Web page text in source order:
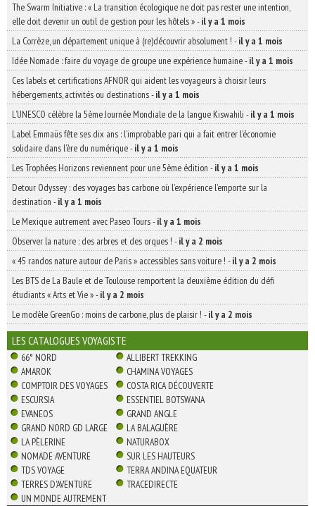
The Swarm Initiative : « La transition écologique ne doit pas rester une intention,
elle doit devenir un outil de gestion pour les hôtels »-il y a 1 mois
La Corrèze, un département unique à (re)découvrir absolument ! -il y a 1 mois
Idée Nomade : faire du voyage de groupe une expérience humaine-il y a 1 mois
Ces labels et certifications AFNOR qui aident les voyageurs à choisir leurs
hébergements, activités ou destinations-il y a 1 mois
L’UNESCO célèbre la 5ème Journée Mondiale de la langue Kiswahili -il y a 1 mois
Label Emmaüs fête ses dix ans : l’improbable pari qui a fait entrer l’économie
solidaire dans l’ère du numérique-il y a 1 mois
Les Trophées Horizons reviennent pour une 5ème édition -il y a 1 mois
Detour Odyssey : des voyages bas carbone où l’expérience l’emporte sur la
destination -il y a 1 mois
Le Mexique autrement avec Paseo Tours-il y a 1 mois
Observer la nature : des arbres et des orques ! -il y a 2 mois
« 45 randos nature autour de Paris » accessibles sans voiture ! -il y a 2 mois
Les BTS de La Baule et de Toulouse remportent la deuxième édition du défi
étudiants « Arts et Vie »-il y a 2 mois
Le modèle GreenGo : moins de carbone, plus de plaisir ! -il y a 2 mois
LES CATALOGUES VOYAGISTE
66° NORD
ALLIBERT TREKKING
AMAROK
CHAMINA VOYAGES
COMPTOIR DES VOYAGES
COSTA RICA DÉCOUVERTE
ESCURSIA
ESSENTIEL BOTSWANA
EVANEOS
GRAND ANGLE
GRAND NORD GD LARGE
LA BALAGUÈRE
LA PÈLERINE
NATURABOX
NOMADE AVENTURE
SUR LES HAUTEURS
TDS VOYAGE
TERRA ANDINA EQUATEUR
TERRES D'AVENTURE
TRACEDIRECTE
UN MONDE AUTREMENT